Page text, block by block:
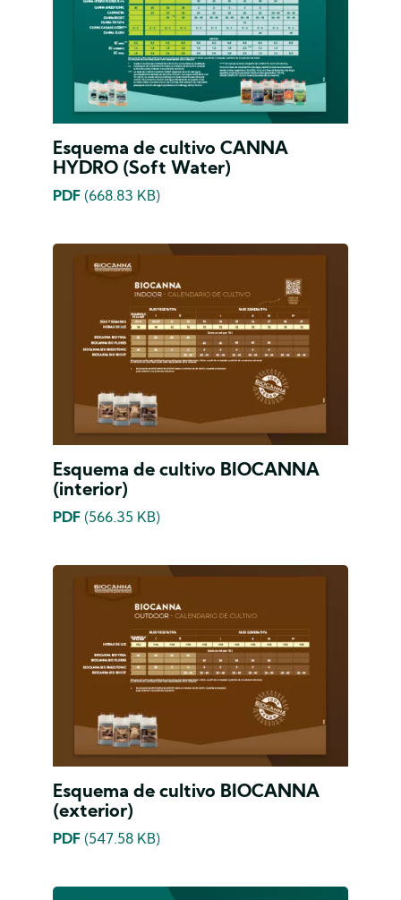
Esquema de cultivo CANNA
HYDRO (Soft Water)
PDF (668.83 KB)
Esquema de cultivo BIOCANNA
(interior)
PDF (566.35 KB)
Esquema de cultivo BIOCANNA
(exterior)
PDF (547.58 KB)